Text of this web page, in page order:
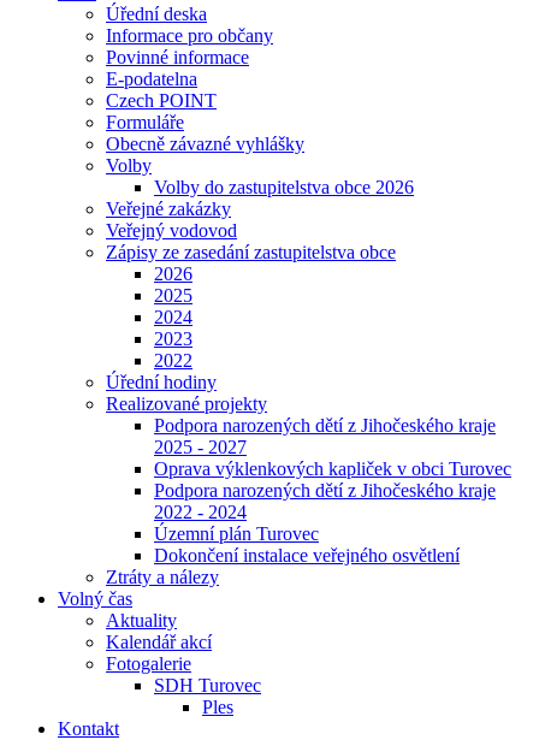
Úřední deska
Informace pro občany
Povinné informace
E-podatelna
Czech POINT
Formuláře
Obecně závazné vyhlášky
Volby
Volby do zastupitelstva obce 2026
Veřejné zakázky
Veřejný vodovod
Zápisy ze zasedání zastupitelstva obce
2026
2025
2024
2023
2022
Úřední hodiny
Realizované projekty
Podpora narozených dětí z Jihočeského kraje
2025 - 2027
Oprava výklenkových kapliček v obci Turovec
Podpora narozených dětí z Jihočeského kraje
2022 - 2024
Územní plán Turovec
Dokončení instalace veřejného osvětlení
Ztráty a nálezy
Volný čas
Aktuality
Kalendář akcí
Fotogalerie
SDH Turovec
Ples
Kontakt